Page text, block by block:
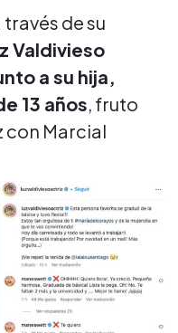
de su
Valdivieso
a su hija,
13 años, fruto
con Marcial